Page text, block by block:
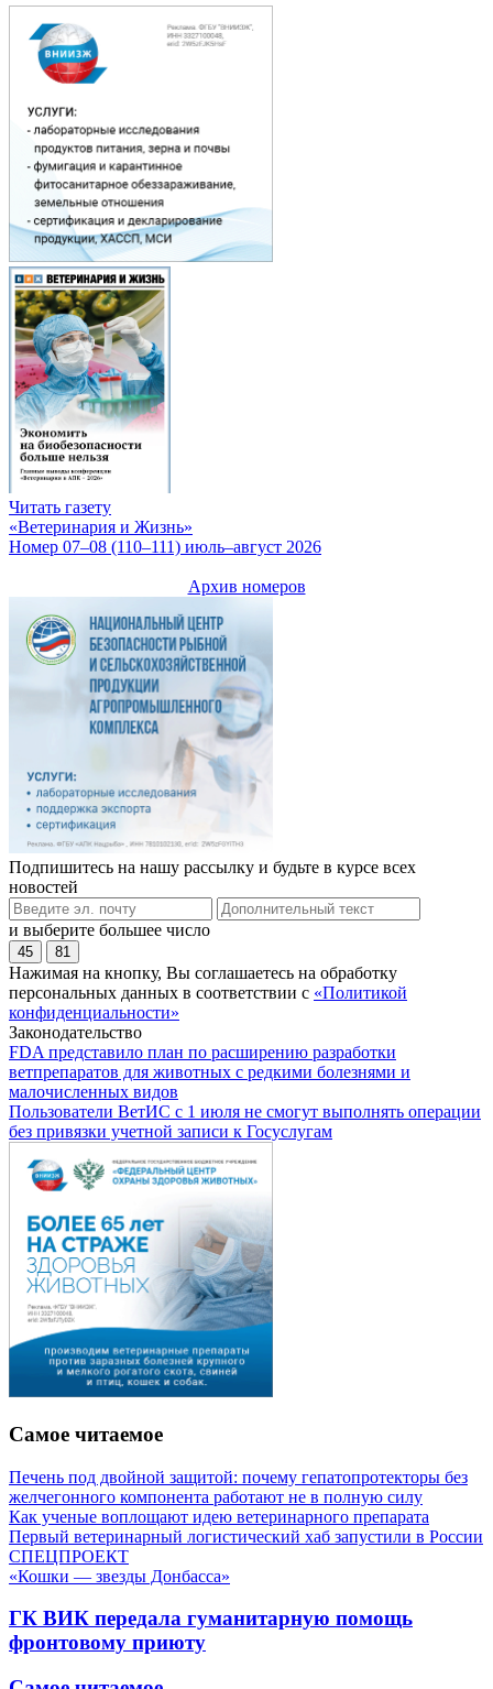
Читать газету
«Ветеринария и Жизнь»
Номер 07–08 (110–111) июль–август 2026
Архив номеров
Подпишитесь на нашу рассылку и будьте в курсе всех
новостей
и выберите большее число
45 81
Нажимая на кнопку, Вы соглашаетесь на обработку
персональных данных в соответствии с «Политикой
конфиденциальности»
Законодательство
FDA представило план по расширению разработки
ветпрепаратов для животных с редкими болезнями и
малочисленных видов
Пользователи ВетИС с 1 июля не смогут выполнять операции
без привязки учетной записи к Госуслугам
Самое читаемое
Печень под двойной защитой: почему гепатопротекторы без
желчегонного компонента работают не в полную силу
Как ученые воплощают идею ветеринарного препарата
Первый ветеринарный логистический хаб запустили в России
СПЕЦПРОЕКТ
«Кошки — звезды Донбасса»
ГК ВИК передала гуманитарную помощь
фронтовому приюту